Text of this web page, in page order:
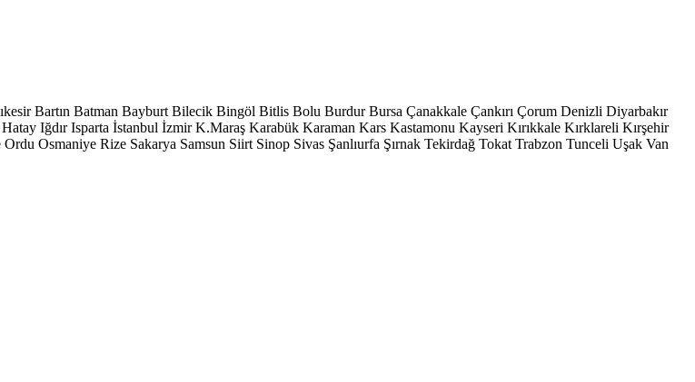
Bartın Batman Bayburt Bilecik Bingöl Bitlis Bolu Burdur Bursa Çanakkale Çankırı Çorum Denizli Diyarbakır
Hatay Iğdır Isparta İstanbul İzmir K.Maraş Karabük Karaman Kars Kastamonu Kayseri Kırıkkale Kırklareli Kırşehir
Ordu Osmaniye Rize Sakarya Samsun Siirt Sinop Sivas Şanlıurfa Şırnak Tekirdağ Tokat Trabzon Tunceli Uşak Van